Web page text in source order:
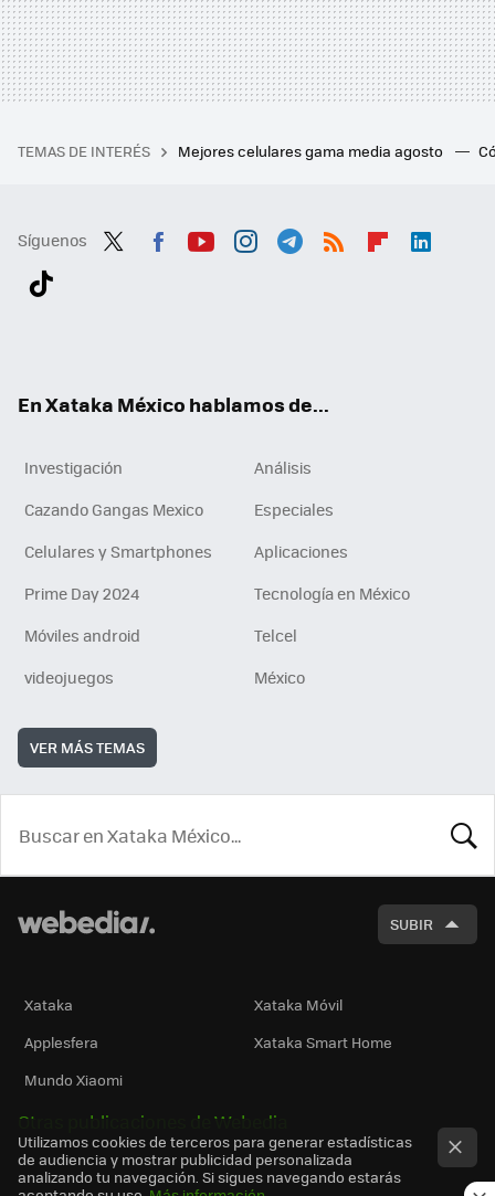
TEMAS DE INTERÉS Mejores celulares gama media agosto
Síguenos
En Xataka México hablamos de...
Investigación
Análisis
Cazando Gangas Mexico
Especiales
Celulares y Smartphones
Aplicaciones
Prime Day 2024
Tecnología en México
Móviles android
Telcel
videojuegos
México
VER MÁS TEMAS
SUBIR
Xataka
Xataka Móvil
Applesfera
Xataka Smart Home
Mundo Xiaomi
Otras publicaciones de Webedia
Utilizamos cookies de terceros para generar estadísticas
de audiencia y mostrar publicidad personalizada
analizando tu navegación. Si sigues navegando estarás